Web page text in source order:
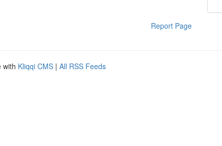
Report Page
with Kliqqi CMS | All RSS Feeds